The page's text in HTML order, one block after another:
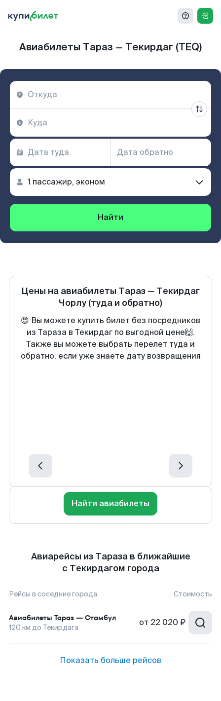
Авиабилеты Тараз — Текирдаг (TEQ)
Найти
Цены на авиабилеты Тараз — Текирдаг
Чорлу (туда и обратно)
😍 Вы можете купить билет без посредников
из Тараза в Текирдаг по выгодной цене🙌.
Также вы можете выбрать перелет туда и
обратно, если уже знаете дату возвращения
Найти авиабилеты
Авиарейсы из Тараза в ближайшие
с Текирдагом города
Рейсы в соседние города Стоимость
Авиабилеты Тараз — Стамбул
120 км до Текирдага от 22 020 ₽
Показать больше рейсов